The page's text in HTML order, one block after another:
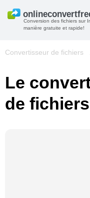
Conversion des fichiers sur
manière gratuite et rapide!
Convertisseur de fichiers
Le
de